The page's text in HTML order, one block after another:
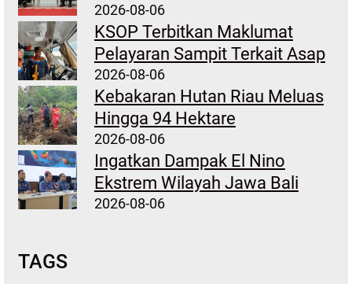
2026-08-06
KSOP Terbitkan Maklumat
Pelayaran Sampit Terkait Asap
2026-08-06
Kebakaran Hutan Riau Meluas
Hingga 94 Hektare
2026-08-06
Ingatkan Dampak El Nino
Ekstrem Wilayah Jawa Bali
2026-08-06
TAGS